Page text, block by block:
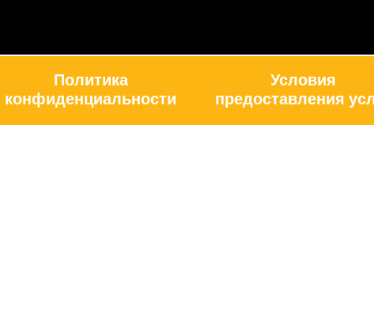
Политика
конфиденциальности
Условия
предоставления